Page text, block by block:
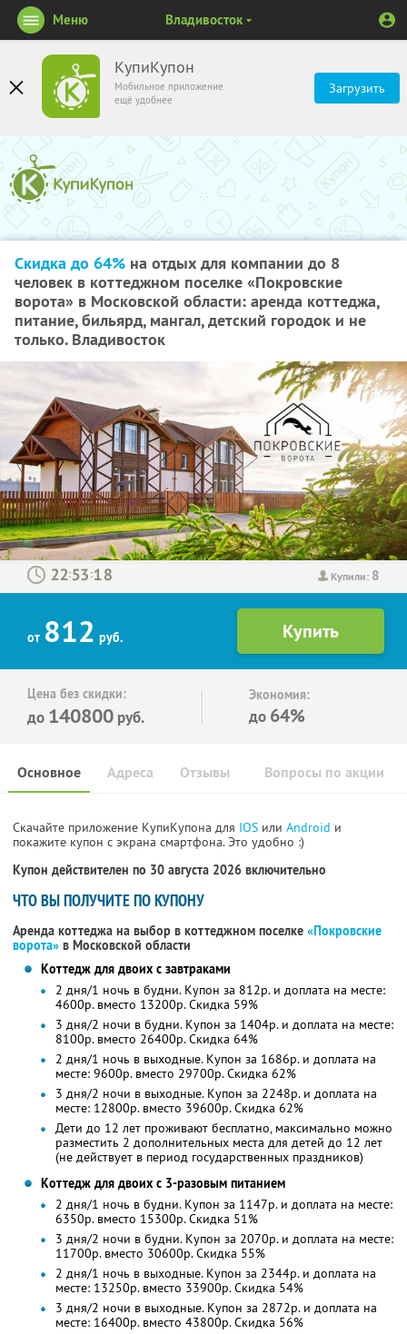
КупиКупон
Мобильное приложение
ещё удобнее
Загрузить
Меню Владивосток
Скидка до 64% на отдых для компании до 8
человек в коттеджном поселке «Покровские
ворота» в Московской области: аренда коттеджа,
питание, бильярд, мангал, детский городок и не
только. Владивосток
Купили: 8
: :
от 812 руб.
Цена без скидки:
до 140800 руб.
Экономия:
до 64%
Основное Отзывы Вопросы по акции
Адреса
Скачайте приложение КупиКупона для IOS или Android и
покажите купон с экрана смартфона. Это удобно :)
Купон действителен по 30 августа 2026 включительно
ЧТО ВЫ ПОЛУЧИТЕ ПО КУПОНУ
Аренда коттеджа на выбор в коттеджном поселке «Покровские
ворота» в Московской области
Коттедж для двоих с завтраками
2 дня/1 ночь в будни. Купон за 812р. и доплата на месте:
4600р. вместо 13200р. Скидка 59%
3 дня/2 ночи в будни. Купон за 1404р. и доплата на месте:
8100р. вместо 26400р. Скидка 64%
2 дня/1 ночь в выходные. Купон за 1686р. и доплата на
месте: 9600р. вместо 29700р. Скидка 62%
3 дня/2 ночи в выходные. Купон за 2248р. и доплата на
месте: 12800р. вместо 39600р. Скидка 62%
Дети до 12 лет проживают бесплатно, максимально можно
разместить 2 дополнительных места для детей до 12 лет
(не действует в период государственных праздников)
Коттедж для двоих с 3-разовым питанием
2 дня/1 ночь в будни. Купон за 1147р. и доплата на месте:
6350р. вместо 15300р. Скидка 51%
3 дня/2 ночи в будни. Купон за 2070р. и доплата на месте:
11700р. вместо 30600р. Скидка 55%
2 дня/1 ночь в выходные. Купон за 2344р. и доплата на
месте: 13250р. вместо 33900р. Скидка 54%
3 дня/2 ночи в выходные. Купон за 2872р. и доплата на
месте: 16400р. вместо 43800р. Скидка 56%